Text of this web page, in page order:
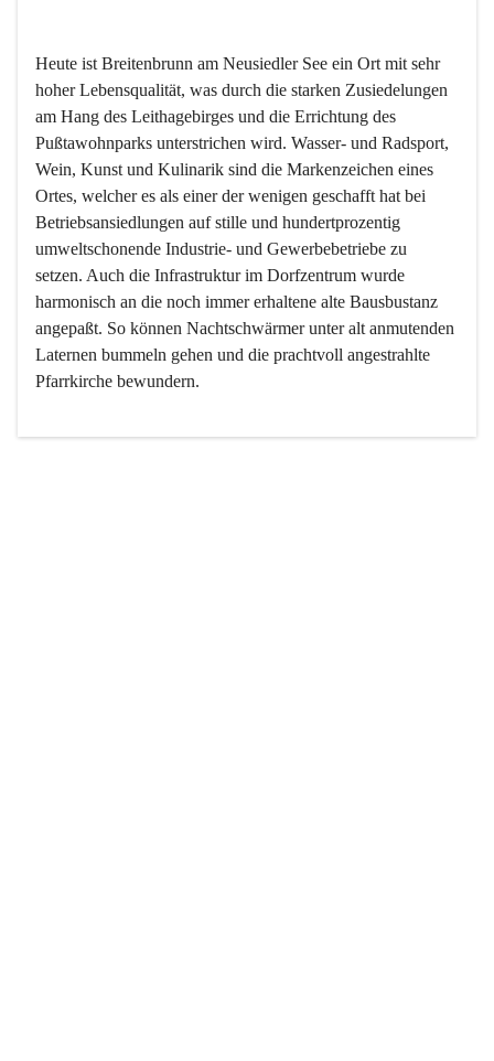
Heute ist Breitenbrunn am Neusiedler See ein Ort mit sehr
hoher Lebensqualität, was durch die starken Zusiedelungen
am Hang des Leithagebirges und die Errichtung des
Pußtawohnparks unterstrichen wird. Wasser- und Radsport,
Wein, Kunst und Kulinarik sind die Markenzeichen eines
Ortes, welcher es als einer der wenigen geschafft hat bei
Betriebsansiedlungen auf stille und hundertprozentig
umweltschonende Industrie- und Gewerbebetriebe zu
setzen. Auch die Infrastruktur im Dorfzentrum wurde
harmonisch an die noch immer erhaltene alte Bausbustanz
angepaßt. So können Nachtschwärmer unter alt anmutenden
Laternen bummeln gehen und die prachtvoll angestrahlte
Pfarrkirche bewundern.
Der Weinbau dominert heute nicht mehr, ist aber integrativer